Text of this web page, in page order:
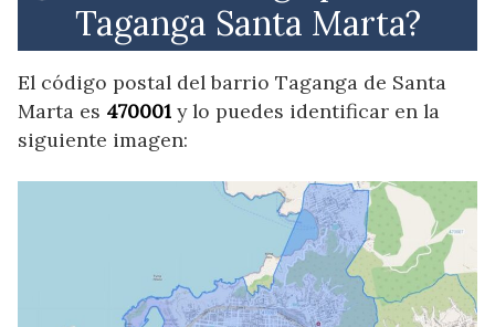
Taganga Santa Marta?
El código postal del barrio Taganga de Santa
Marta es 470001 y lo puedes identificar en la
siguiente imagen: